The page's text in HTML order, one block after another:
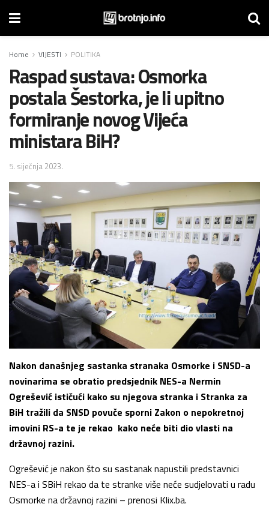
Home VIJESTI POLITIKA
Raspad sustava: Osmorka
postala Šestorka, je li upitno
formiranje novog Vijeća
ministara BiH?
5. siječnja 2023.
Nakon današnjeg sastanka stranaka Osmorke i SNSD-a
novinarima se obratio predsjednik NES-a Nermin
Ogrešević ističući kako su njegova stranka i Stranka za
BiH tražili da SNSD povuče sporni Zakon o nepokretnoj
imovini RS-a te je rekao kako neće biti dio vlasti na
državnoj razini.
Ogrešević je nakon što su sastanak napustili predstavnici
NES-a i SBiH rekao da te stranke više neće sudjelovati u radu
Osmorke na državnoj razini – prenosi Klix.ba.